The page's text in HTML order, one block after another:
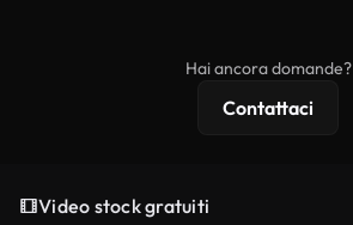
Hai ancora domande?
Contattaci
Video stock gratuiti